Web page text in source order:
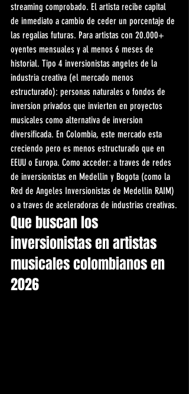
streaming comprobado. El artista recibe capital
de inmediato a cambio de ceder un porcentaje de
las regalias futuras. Para artistas con 20.000+
oyentes mensuales y al menos 6 meses de
historial. Tipo 4 inversionistas angeles de la
industria creativa (el mercado menos
estructurado): personas naturales o fondos de
inversion privados que invierten en proyectos
musicales como alternativa de inversion
diversificada. En Colombia, este mercado esta
creciendo pero es menos estructurado que en
EEUU o Europa. Como acceder: a traves de redes
de inversionistas en Medellin y Bogota (como la
Red de Angeles Inversionistas de Medellin RAIM)
o a traves de aceleradoras de industrias creativas.
Que buscan los
inversionistas en artistas
musicales colombianos en
2026